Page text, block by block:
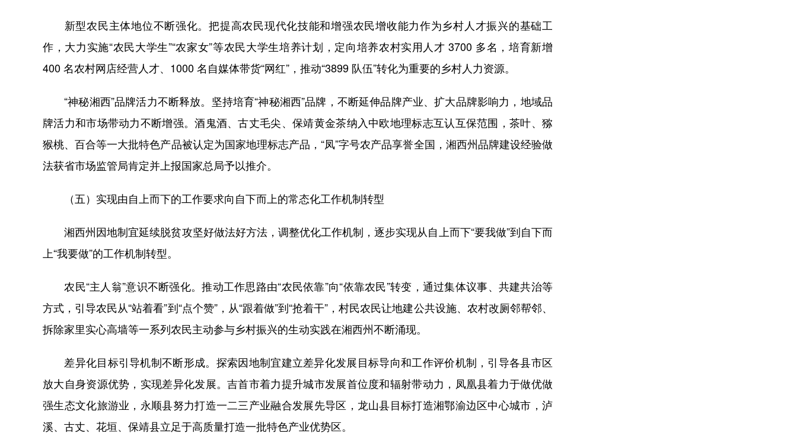
新型农民主体地位不断强化。把提高农民现代化技能和增强农民增收能力作为乡村人才振兴的基础工
作，大力实施“农民大学生”“农家女”等农民大学生培养计划，定向培养农村实用人才 3700 多名，培育新增
400 名农村网店经营人才、1000 名自媒体带货“网红”，推动“3899 队伍”转化为重要的乡村人力资源。
“神秘湘西”品牌活力不断释放。坚持培育“神秘湘西”品牌，不断延伸品牌产业、扩大品牌影响力，地域品
牌活力和市场带动力不断增强。酒鬼酒、古丈毛尖、保靖黄金茶纳入中欧地理标志互认互保范围，茶叶、猕
猴桃、百合等一大批特色产品被认定为国家地理标志产品，“凤”字号农产品享誉全国，湘西州品牌建设经验做
法获省市场监管局肯定并上报国家总局予以推介。
（五）实现由自上而下的工作要求向自下而上的常态化工作机制转型
湘西州因地制宜延续脱贫攻坚好做法好方法，调整优化工作机制，逐步实现从自上而下“要我做”到自下而
上“我要做”的工作机制转型。
农民“主人翁”意识不断强化。推动工作思路由“农民依靠”向“依靠农民”转变，通过集体议事、共建共治等
方式，引导农民从“站着看”到“点个赞”，从“跟着做”到“抢着干”，村民农民让地建公共设施、农村改厕邻帮邻、
拆除家里实心高墙等一系列农民主动参与乡村振兴的生动实践在湘西州不断涌现。
差异化目标引导机制不断形成。探索因地制宜建立差异化发展目标导向和工作评价机制，引导各县市区
放大自身资源优势，实现差异化发展。吉首市着力提升城市发展首位度和辐射带动力，凤凰县着力于做优做
强生态文化旅游业，永顺县努力打造一二三产业融合发展先导区，龙山县目标打造湘鄂渝边区中心城市，泸
溪、古丈、花垣、保靖县立足于高质量打造一批特色产业优势区。